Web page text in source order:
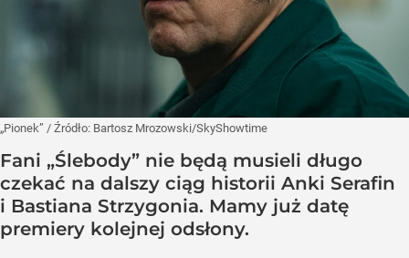
„Pionek” / Źródło: Bartosz Mrozowski/SkyShowtime
Fani „Ślebody” nie będą musieli długo
czekać na dalszy ciąg historii Anki Serafin
i Bastiana Strzygonia. Mamy już datę
premiery kolejnej odsłony.